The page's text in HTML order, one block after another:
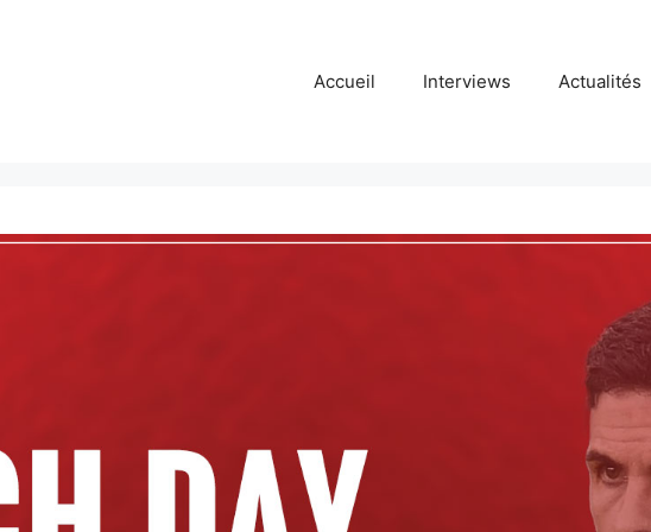
Accueil Interviews Actualités